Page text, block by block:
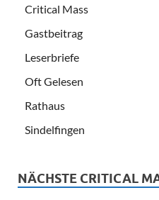
Critical Mass
Gastbeitrag
Leserbriefe
Oft Gelesen
Rathaus
Sindelfingen
NÄCHSTE CRITICAL